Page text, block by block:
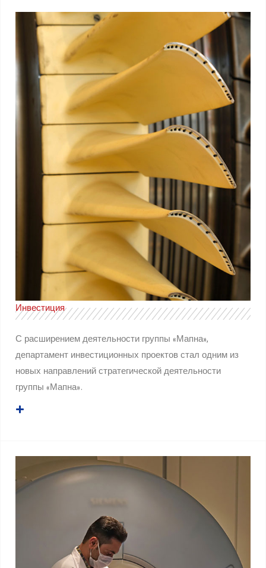
Инвестиция
С расширением деятельности группы «Мапна»,
департамент инвестиционных проектов стал одним из
новых направлений стратегической деятельности
группы «Мапна».